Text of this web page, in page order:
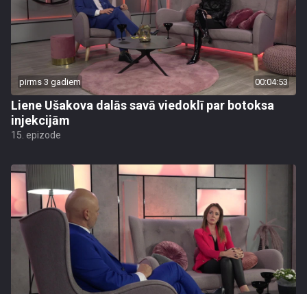
pirms 3 gadiem 00:04:53
Liene Ušakova dalās savā viedoklī par botoksa
injekcijām
15. epizode